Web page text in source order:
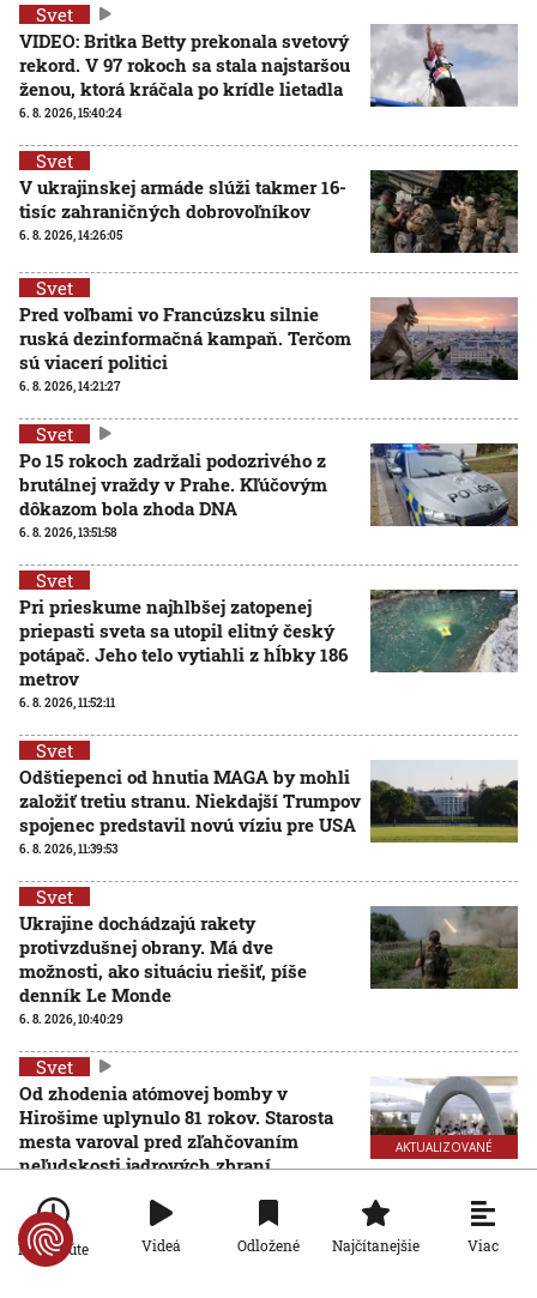
Svet
VIDEO: Britka Betty prekonala svetový
rekord. V 97 rokoch sa stala najstaršou
ženou, ktorá kráčala po krídle lietadla
6. 8. 2026, 15:40:24
Svet
V ukrajinskej armáde slúži takmer 16-
tisíc zahraničných dobrovoľníkov
6. 8. 2026, 14:26:05
Svet
Pred voľbami vo Francúzsku silnie
ruská dezinformačná kampaň. Terčom
sú viacerí politici
6. 8. 2026, 14:21:27
Svet
Po 15 rokoch zadržali podozrivého z
brutálnej vraždy v Prahe. Kľúčovým
dôkazom bola zhoda DNA
6. 8. 2026, 13:51:58
Svet
Pri prieskume najhlbšej zatopenej
priepasti sveta sa utopil elitný český
potápač. Jeho telo vytiahli z hĺbky 186
metrov
6. 8. 2026, 11:52:11
Svet
Odštiepenci od hnutia MAGA by mohli
založiť tretiu stranu. Niekdajší Trumpov
spojenec predstavil novú víziu pre USA
6. 8. 2026, 11:39:53
Svet
Ukrajine dochádzajú rakety
protivzdušnej obrany. Má dve
možnosti, ako situáciu riešiť, píše
denník Le Monde
6. 8. 2026, 10:40:29
AKTUALIZOVANÉ
Svet
Od zhodenia atómovej bomby v
Hirošime uplynulo 81 rokov. Starosta
mesta varoval pred zľahčovaním
neľudskosti jadrových zbraní
Svet
Dron s výbušninami, ktorý našli na
Po minúte Videá Odložené Najčítanejšie Viac